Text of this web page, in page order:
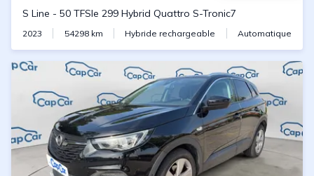
S Line - 50 TFSIe 299 Hybrid Quattro S-Tronic7
2023 54298km Hybride rechargeable Automatique